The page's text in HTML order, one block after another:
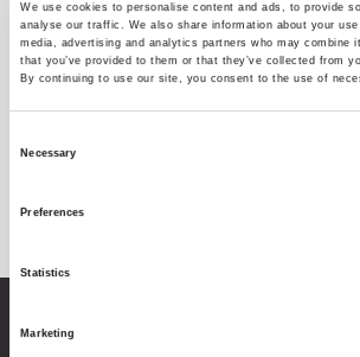
We use cookies to personalise content and ads, to provide
analyse our traffic. We also share information about your
media, advertising and analytics partners who may combine
that you’ve provided to them or that they’ve collected from
By continuing to use our site, you consent to the use of
Necessary
Preferences
Statistics
Marketing
Zagrebačka burza d.d.